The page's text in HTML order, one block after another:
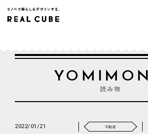
読み物
2022/01/21 不動産